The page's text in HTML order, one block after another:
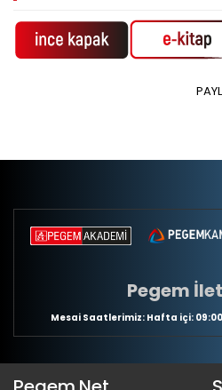
Pegem
Mesai Saatlerimiz: Hafta içi: 09:00